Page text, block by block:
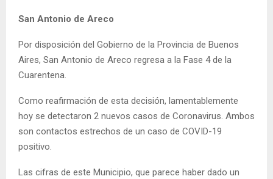
San Antonio de Areco
Por disposición del Gobierno de la Provincia de Buenos
Aires, San Antonio de Areco regresa a la Fase 4 de la
Cuarentena.
Como reafirmación de esta decisión, lamentablemente
hoy se detectaron 2 nuevos casos de Coronavirus. Ambos
son contactos estrechos de un caso de COVID-19
positivo.
Las cifras de este Municipio, que parece haber dado un